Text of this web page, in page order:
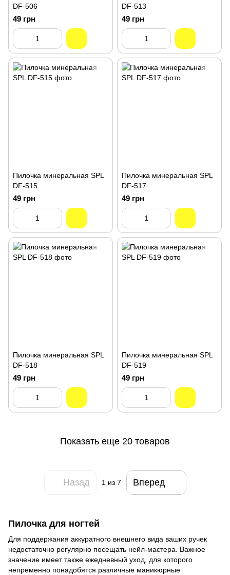
DF-506
49 грн
DF-513
49 грн
Пилочка минеральная SPL
DF-515
49 грн
Пилочка минеральная SPL
DF-517
49 грн
Пилочка минеральная SPL
DF-518
49 грн
Пилочка минеральная SPL
DF-519
49 грн
Показать еще 20 товаров
Назад 1 из 7 Вперед
Пилочка для ногтей
Для поддержания аккуратного внешнего вида ваших ручек
недостаточно регулярно посещать нейл-мастера. Важное
значение имеет также ежедневный уход, для которого
непременно понадобятся различные маникюрные